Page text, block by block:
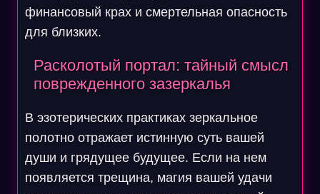
финансовый крах и смертельная опасность
для близких.
Расколотый портал: тайный смысл
поврежденного зазеркалья
В эзотерических практиках зеркальное
полотно отражает истинную суть вашей
души и грядущее будущее. Если на нем
появляется трещина, магия вашей удачи